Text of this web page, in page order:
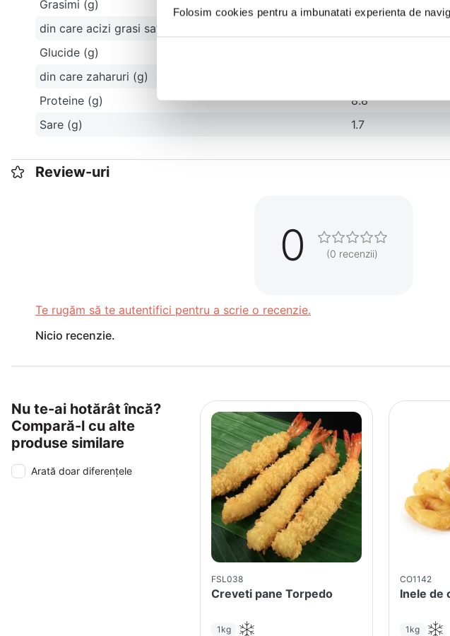
Folosim cookies pentru a imbunatati experienta de
Grasimi (g)
din care acizi grasi saturati (g)
Glucide (g)
din care zaharuri (g)
Proteine (g)
8.8
Sare (g)
1.7
Review-uri
0 (0 recenzii)
Te rugăm să te autentifici pentru a scrie o recenzie.
Nicio recenzie.
Nu te-ai hotărât încă?
Compară-l cu alte
produse similare
Arată doar diferențele
FSL038
Creveti pane Torpedo
1kg
CO1142
Inele de
1kg